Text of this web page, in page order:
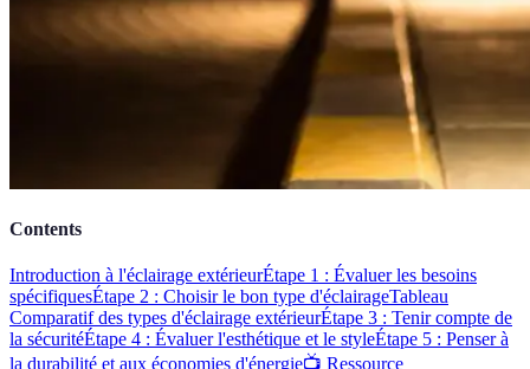
Contents
Introduction à l'éclairage extérieurÉtape 1 : Évaluer les besoins
spécifiquesÉtape 2 : Choisir le bon type d'éclairageTableau
Comparatif des types d'éclairage extérieurÉtape 3 : Tenir compte de
la sécuritéÉtape 4 : Évaluer l'esthétique et le styleÉtape 5 : Penser à
la durabilité et aux économies d'énergie📺 Ressource